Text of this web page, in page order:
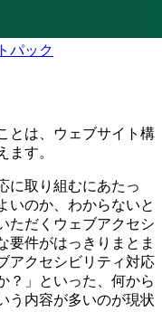
パック
とは、ウェブサイト構
ます。
に取り組むにあたっ
いのか、わからないと
ただくウェブアクセシ
要件がはっきりまとま
アクセシビリティ対応
？」といった、何から
う内容が多いのが現状